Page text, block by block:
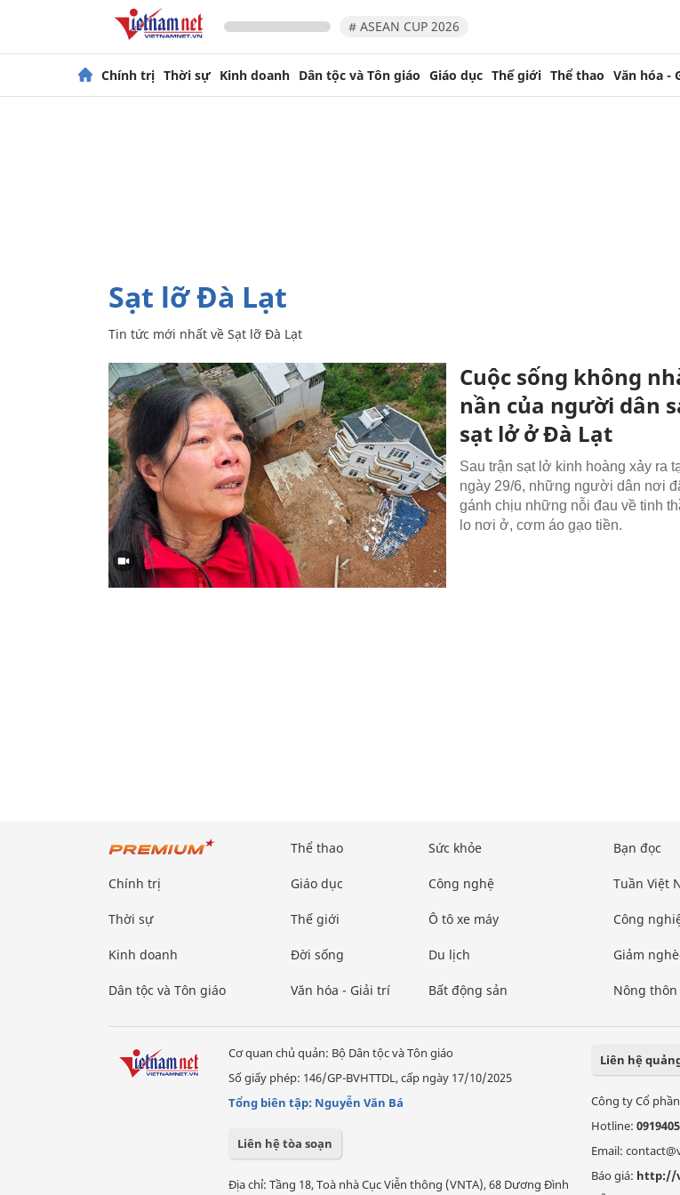
# ASEAN CUP 2026
Chính trị Thời sự Kinh doanh Dân tộc và Tôn giáo Giáo dục Thế giới Thể thao Văn hóa -
Sạt lỡ Đà Lạt
Tin tức mới nhất về Sạt lỡ Đà Lạt
Cuộc sống không
nần của người dân
sạt lở ở Đà Lạt
Sau trận sạt lở kinh hoàng xảy ra
ngày 29/6, những người dân nơi
gánh chịu những nỗi đau về tinh
lo nơi ở, cơm áo gạo tiền.
Chính trị
Thời sự
Kinh doanh
Dân tộc và Tôn giáo
Thể thao
Giáo dục
Thế giới
Đời sống
Văn hóa - Giải trí
Sức khỏe
Công nghệ
Ô tô xe máy
Du lịch
Bất động sản
Bạn đọc
Tuần Việt
Công
Giảm
Nông
Cơ quan chủ quản: Bộ Dân tộc và Tôn giáo
Số giấy phép: 146/GP-BVHTTDL, cấp ngày 17/10/2025
Tổng biên tập: Nguyễn Văn Bá
Liên hệ tòa soạn
Địa chỉ: Tầng 18, Toà nhà Cục Viễn thông (VNTA), 68 Dương Đình
Liên hệ
Công ty Cổ
Hotline:
Email:
Báo giá: http://